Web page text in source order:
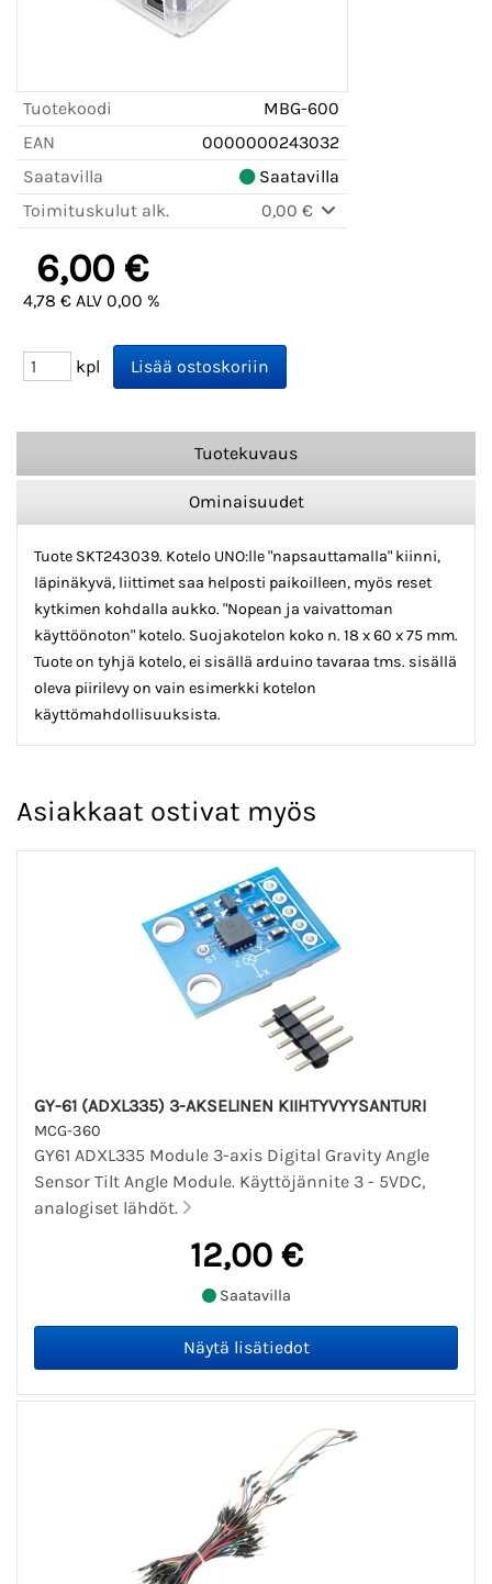
Tuotekoodi
MBG-600
EAN
0000000243032
Saatavilla
Saatavilla
Toimituskulut alk.
0,00 €
6,00 €
4,78 € ALV 0,00 %
kpl
Tuotekuvaus
Ominaisuudet
Tuote SKT243039. Kotelo UNO:lle "napsauttamalla" kiinni,
läpinäkyvä, liittimet saa helposti paikoilleen, myös reset
kytkimen kohdalla aukko. "Nopean ja vaivattoman
käyttöönoton" kotelo. Suojakotelon koko n. 18 x 60 x 75 mm.
Tuote on tyhjä kotelo, ei sisällä arduino tavaraa tms. sisällä
oleva piirilevy on vain esimerkki kotelon
käyttömahdollisuuksista.
Asiakkaat ostivat myös
GY-61 (ADXL335) 3-AKSELINEN KIIHTYVYYSANTURI
MCG-360
GY61 ADXL335 Module 3-axis Digital Gravity Angle
Sensor Tilt Angle Module. Käyttöjännite 3 - 5VDC,
analogiset lähdöt.
12,00 €
Saatavilla